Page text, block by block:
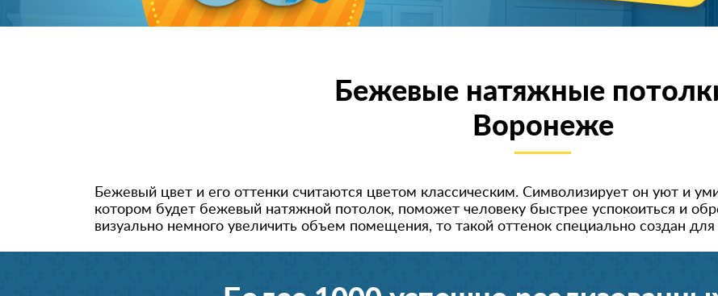
Бежевые натяжные
Воронеже
Бежевый цвет и его оттенки считаются цветом классическим. Символизирует он уют и
котором будет бежевый натяжной потолок, поможет человеку быстрее успокоиться и
визуально немного увеличить объем помещения, то такой оттенок специально создан для